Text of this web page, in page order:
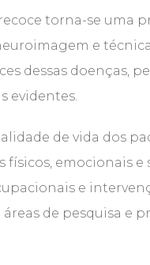
torna-se uma
e
dessas doenças,
evidentes.
de vida dos
emocionais e
e
de pesquisa e